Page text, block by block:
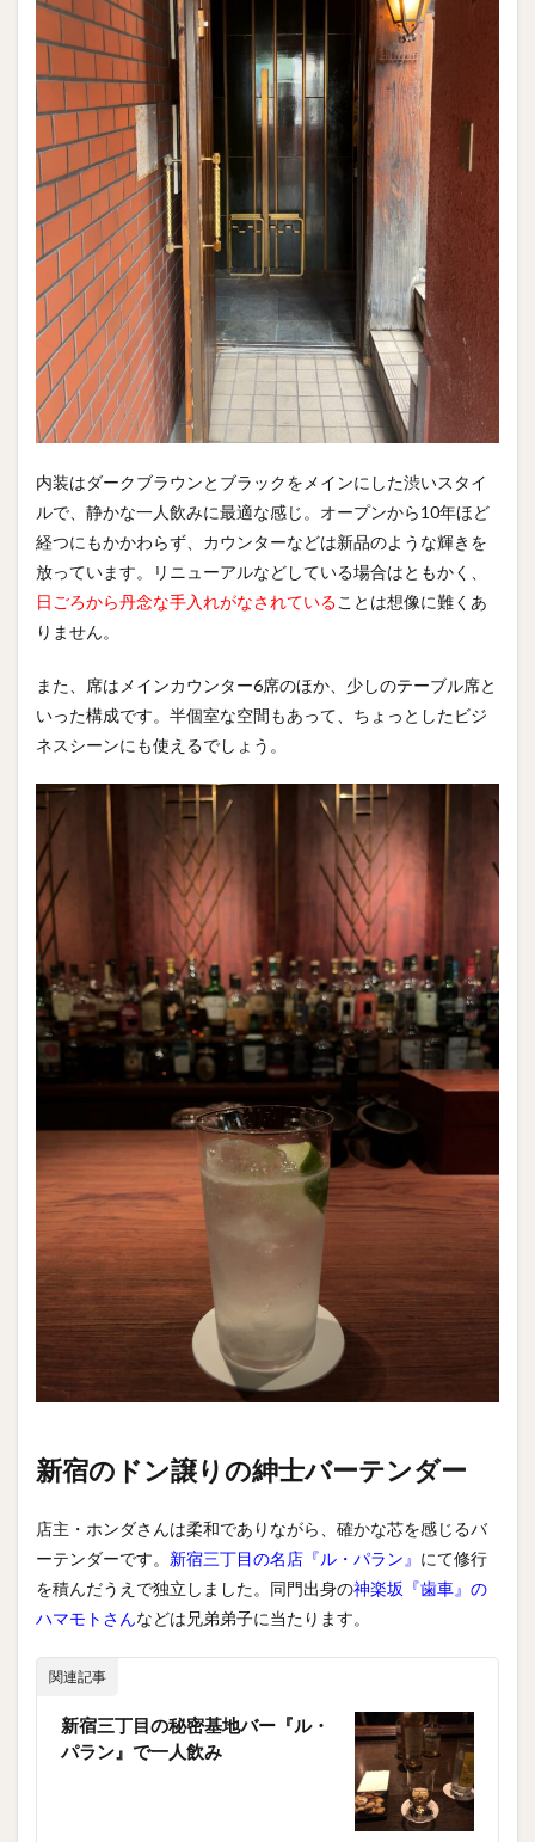
内装はダークブラウンとブラックをメインにした渋いスタイ
ルで、静かな一人飲みに最適な感じ。オープンから10年ほど
経つにもかかわらず、カウンターなどは新品のような輝きを
放っています。リニューアルなどしている場合はともかく、
日ごろから丹念な手入れがなされていることは想像に難くあ
りません。
また、席はメインカウンター6席のほか、少しのテーブル席と
いった構成です。半個室な空間もあって、ちょっとしたビジ
ネスシーンにも使えるでしょう。
新宿のドン譲りの紳士バーテンダー
店主・ホンダさんは柔和でありながら、確かな芯を感じるバ
ーテンダーです。 新宿三丁目の名店『ル・パラン』 にて修行
を積んだうえで独立しました。同門出身の神楽坂『歯車』の
ハマモトさんなどは兄弟弟子に当たります。
関連記事
新宿三丁目の秘密基地バー『ル・
パラン』で一人飲み